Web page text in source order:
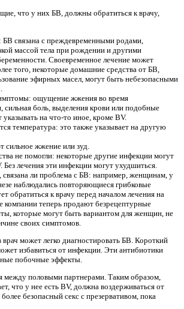
что у них БВ, должны обратиться к врачу,
связана с преждевременными родами,
массой тела при рождении и другими
Своевременное лечение может
того, некоторые домашние средства от БВ,
эфирных масел, могут быть небезопасными
ощущение жжения во время
сильная боль, выделения крови или подобные
на что-то иное, кроме BV.
температура: это также указывает на другую
жжение или зуд.
не помогли: некоторые другие инфекции могут
Без лечения эти инфекции могут ухудшиться.
ли проблема с БВ: например, женщинам, у
наблюдались повторяющиеся грибковые
обратиться к врачу перед началом лечения на
компании теперь продают безрецептурные
которые могут быть вариантом для женщин, не
своих симптомов.
может легко диагностировать БВ. Короткий
избавиться от инфекции. Эти антибиотики
побочные эффекты.
между половыми партнерами. Таким образом,
что у нее есть BV, должна воздерживаться от
более безопасный секс с презервативом, пока